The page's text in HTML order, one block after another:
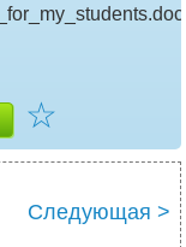
.doc
☆
Следующая >